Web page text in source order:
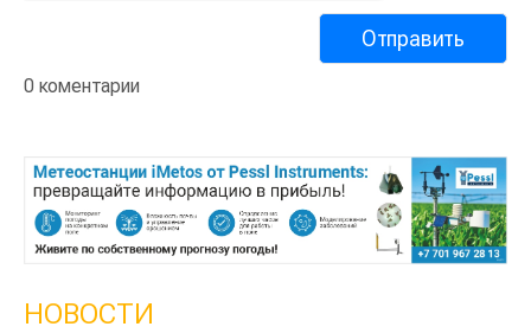
0 коментарии
НОВОСТИ